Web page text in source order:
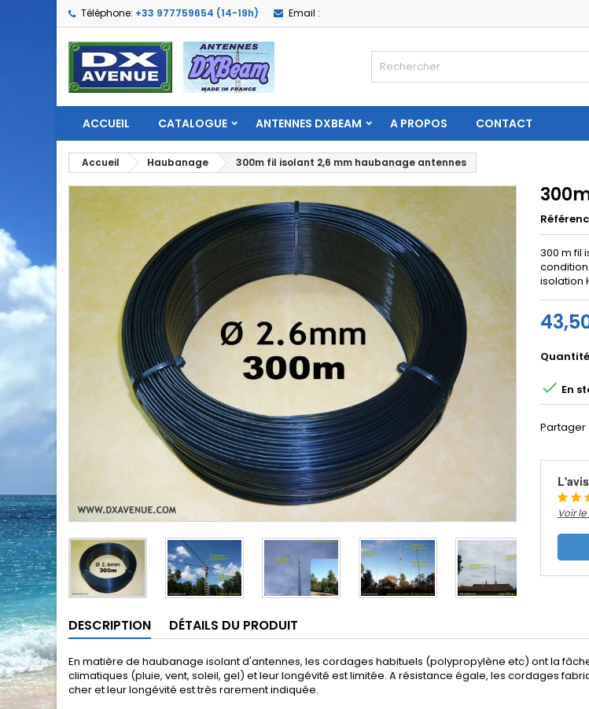
Téléphone: +33 977759654 (14-19h) Email :
ACCUEIL CATALOGUE ANTENNES DXBEAM A PROPOS CONTACT
Accueil Haubanage 300m fil isolant 2,6 mm haubanage antennes
300 m fil
isolation
Quantité
 En
Partager
Voir
DESCRIPTION DÉTAILS DU PRODUIT
En matière de haubanage isolant d'antennes, les cordages habituels (polypropylène etc) ont la
climatiques (pluie, vent, soleil, gel) et leur longévité est limitée. A résistance égale, les cordages
cher et leur longévité est très rarement indiquée.